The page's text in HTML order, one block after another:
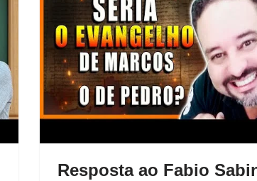
Resposta ao Fabio